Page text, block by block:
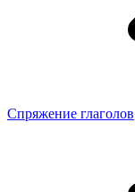
Спряжение глаголов